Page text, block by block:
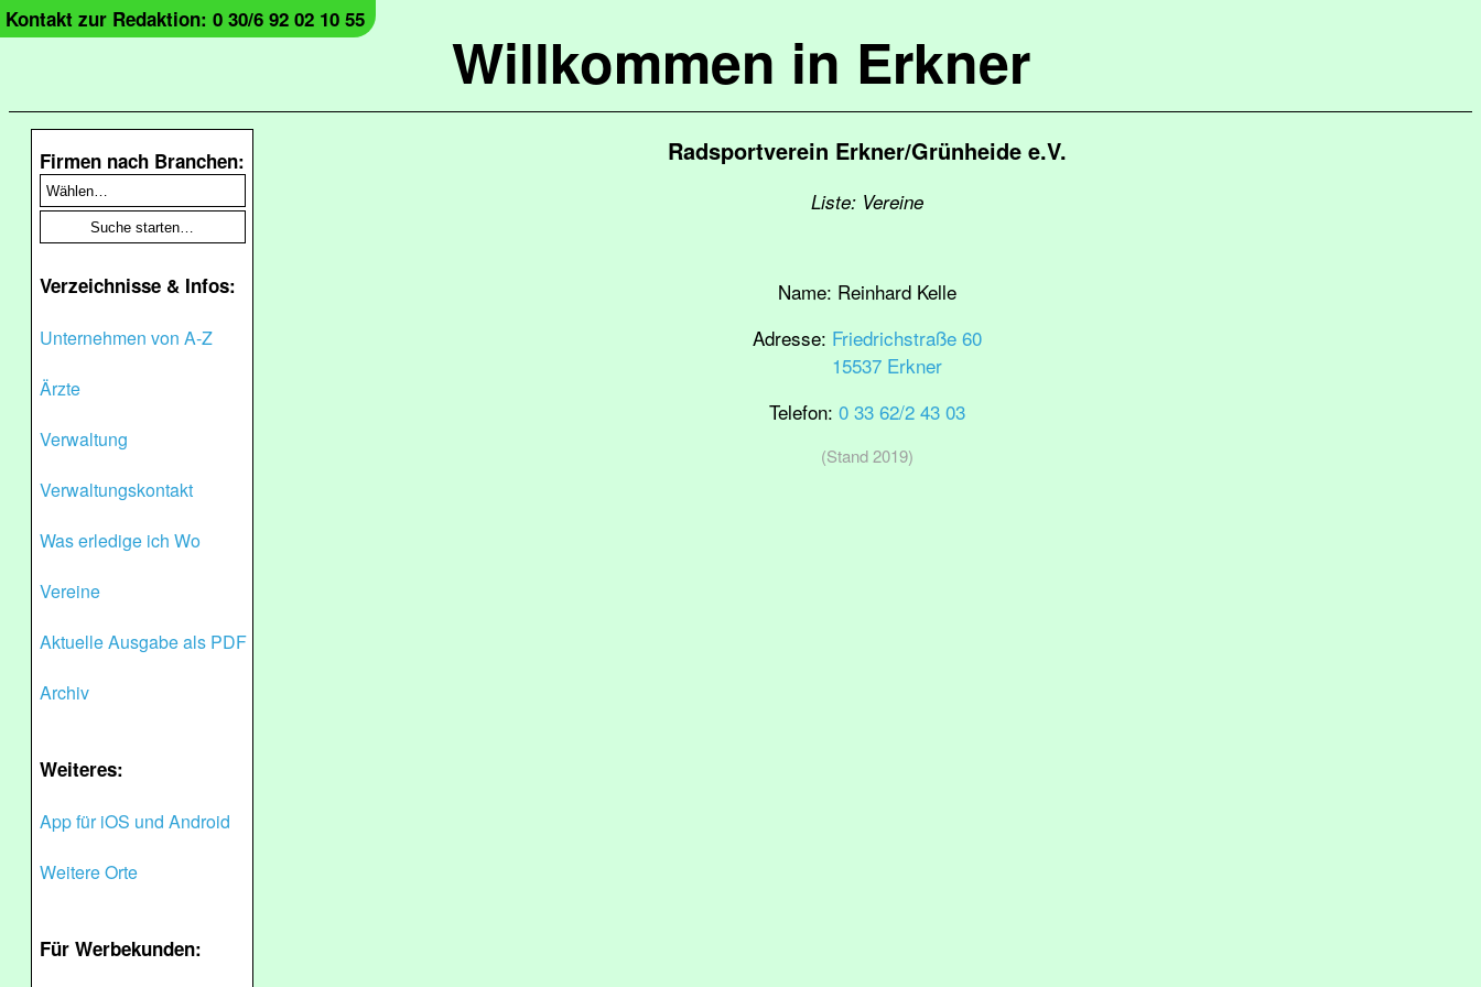
Willkommen in Erkner
Kontakt zur Redaktion: 0 30/6 92 02 10 55
Firmen nach Branchen:
Verzeichnisse & Infos:
Unternehmen von A-Z
Ärzte
Verwaltung
Verwaltungskontakt
Was erledige ich Wo
Vereine
Aktuelle Ausgabe als PDF
Archiv
Weiteres:
App für iOS und Android
Weitere Orte
Für Werbekunden:
Radsportverein Erkner/Grünheide e.V.
Liste: Vereine
Name: Reinhard Kelle
Adresse: Friedrichstraße 60
15537 Erkner
Telefon: 0 33 62/2 43 03
(Stand 2019)